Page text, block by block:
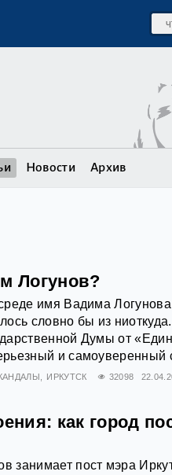
Новости Архив
Логунов?
имя Вадима
словно бы из
Думы от
и самоуверенный
ИРКУТСК 32098
как город
занимает пост мэра